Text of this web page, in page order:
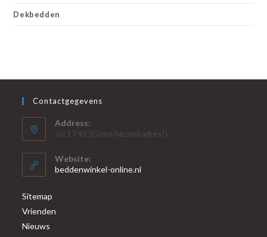
Dekbedden
Contactgegevens
Address:
Jol 17 41 (Geen bezoekadres!)
Website:
beddenwinkel-online.nl
Sitemap
Vrienden
Nieuws